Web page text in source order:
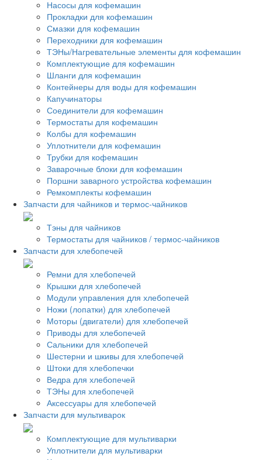
Насосы для кофемашин
Прокладки для кофемашин
Смазки для кофемашин
Переходники для кофемашин
ТЭНы/Нагревательные элементы для кофемашин
Комплектующие для кофемашин
Шланги для кофемашин
Контейнеры для воды для кофемашин
Капучинаторы
Соединители для кофемашин
Термостаты для кофемашин
Колбы для кофемашин
Уплотнители для кофемашин
Трубки для кофемашин
Заварочные блоки для кофемашин
Поршни заварного устройства кофемашин
Ремкомплекты кофемашин
Запчасти для чайников и термос-чайников
Тэны для чайников
Термостаты для чайников / термос-чайников
Запчасти для хлебопечей
Ремни для хлебопечей
Крышки для хлебопечей
Модули управления для хлебопечей
Ножи (лопатки) для хлебопечей
Моторы (двигатели) для хлебопечей
Приводы для хлебопечей
Сальники для хлебопечей
Шестерни и шкивы для хлебопечей
Штоки для хлебопечки
Ведра для хлебопечей
ТЭНы для хлебопечей
Аксессуары для хлебопечей
Запчасти для мультиварок
Комплектующие для мультиварки
Уплотнители для мультиварки